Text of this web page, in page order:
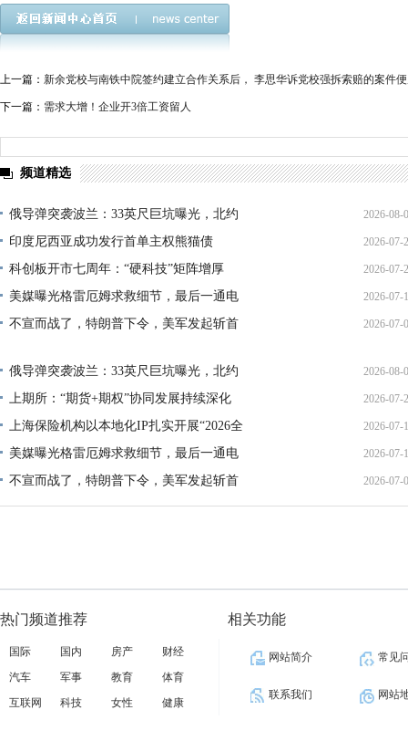
上一篇： 新余党校与南铁中院签约建立合作关系后， 李思华诉党校强拆索赔的案件
下一篇： 需求大增！企业开3倍工资留人
频道精选
俄导弹突袭波兰：33英尺巨坑曝光，北约 2026-08-
印度尼西亚成功发行首单主权熊猫债 2026-07-
科创板开市七周年：“硬科技”矩阵增厚 2026-07-
美媒曝光格雷厄姆求救细节，最后一通电 2026-07-
不宣而战了，特朗普下令，美军发起斩首 2026-07-
俄导弹突袭波兰：33英尺巨坑曝光，北约 2026-08-
上期所：“期货+期权”协同发展持续深化 2026-07-
上海保险机构以本地化IP扎实开展“2026全 2026-07-
美媒曝光格雷厄姆求救细节，最后一通电 2026-07-
不宣而战了，特朗普下令，美军发起斩首 2026-07-
热门频道推荐
国际 国内 房产
财经
汽车
军事 教育
体育
互联网
科技 女性 健康
相关功能
网站简介 常见
联系我们 网站